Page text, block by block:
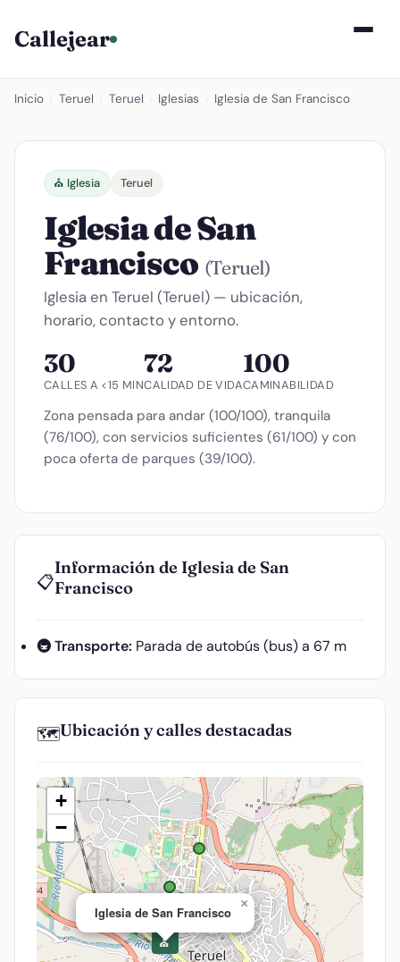
Callejear
Inicio Teruel Teruel Iglesias Iglesia de San Francisco
⛪ Iglesia Teruel
Iglesia de San
Francisco (Teruel)
Iglesia en Teruel (Teruel) — ubicación,
horario, contacto y entorno.
30
CALLES A <15 MIN
72
CALIDAD DE VIDA
100
CAMINABILIDAD
Zona pensada para andar (100/100), tranquila
(76/100), con servicios suficientes (61/100) y con
poca oferta de parques (39/100).
📋
Información de Iglesia de San
Francisco
🚇 Transporte: Parada de autobús (bus) a 67 m
🗺️Ubicación y calles destacadas
⛪
Iglesia de San Francisco
×
+
−